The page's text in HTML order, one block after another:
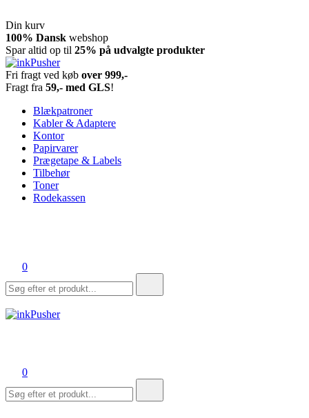
Din kurv
Spring
til
indhold
100% Dansk webshop
Spar altid op til 25% på udvalgte produkter
inkPusher
Leverandør af blækpatroner, kontor artikler og meget mere
Fri fragt ved køb over 999,-
Fragt fra 59,- med GLS!
Blækpatroner
Kabler & Adaptere
Kontor
Papirvarer
Prægetape & Labels
Tilbehør
Toner
Rodekassen
0
efter:
0
efter: